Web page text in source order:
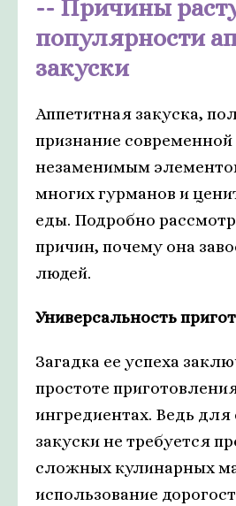
Причины
популярности
закуски
Аппетитная закуска,
признание современной
незаменимым
многих гурманов и
еды. Подробно
причин, почему она
людей.
Универсальность
Загадка ее успеха
простоте
ингредиентах. Ведь для
закуски не требуется
сложных кулинарных
использование